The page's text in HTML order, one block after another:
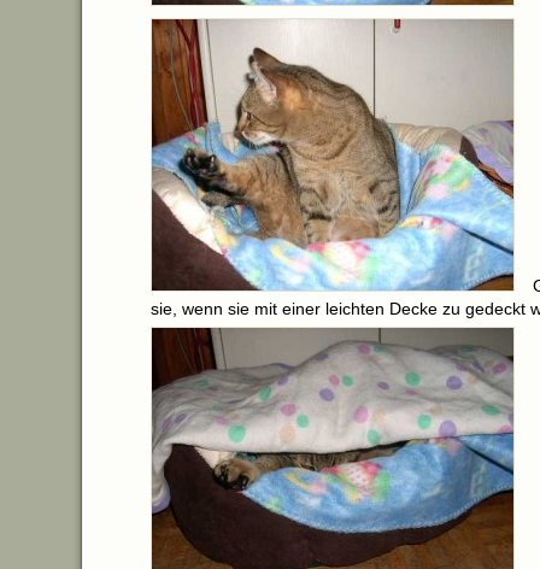
sie, wenn sie mit einer leichten Decke zu gedeckt